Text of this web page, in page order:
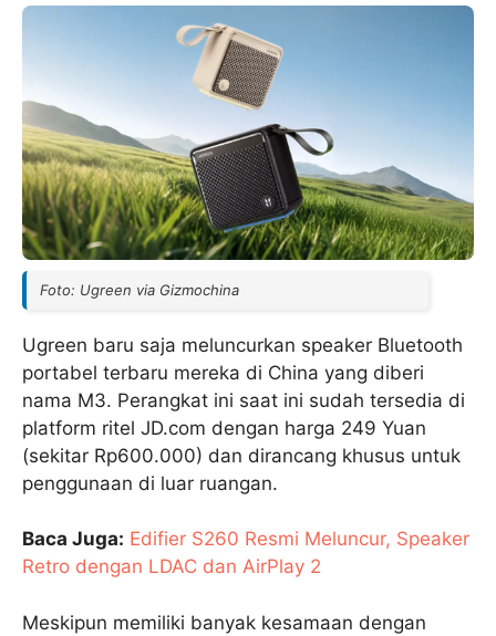
Foto: Ugreen via Gizmochina
Ugreen baru saja meluncurkan speaker Bluetooth
portabel terbaru mereka di China yang diberi
nama M3. Perangkat ini saat ini sudah tersedia di
platform ritel JD.com dengan harga 249 Yuan
(sekitar Rp600.000) dan dirancang khusus untuk
penggunaan di luar ruangan.
Baca Juga: Edifier S260 Resmi Meluncur, Speaker
Retro dengan LDAC dan AirPlay 2
Meskipun memiliki banyak kesamaan dengan